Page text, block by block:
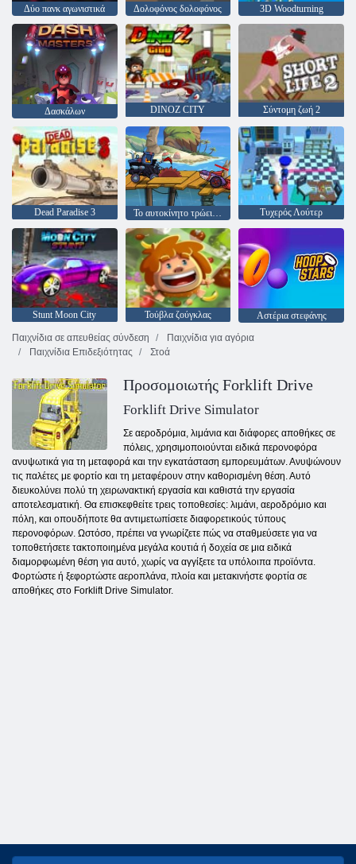
Δύο πανκ αγωνιστικά Δολοφόνος δολοφόνος 3D Woodturning
Δασκάλων DINOZ CITY Σύντομη ζωή 2
Dead Paradise 3 Το αυτοκίνητο τρώει την περιπέτεια της θάλασσας αυτοκινήτου Τυχερός Λούτερ
Stunt Moon City Τούβλα ζούγκλας
Αστέρια στεφάνης
Παιχνίδια σε απευθείας σύνδεση
Παιχνίδια για αγόρια
Παιχνίδια Επιδεξιότητας
Στοά
Προσομοιωτής Forklift Drive
Forklift Drive Simulator
Σε αεροδρόμια, λιμάνια και διάφορες αποθήκες σε
πόλεις, χρησιμοποιούνται ειδικά περονοφόρα
ανυψωτικά για τη μεταφορά και την εγκατάσταση εμπορευμάτων. Ανυψώνουν
τις παλέτες με φορτίο και τη μεταφέρουν στην καθορισμένη θέση. Αυτό
διευκολύνει πολύ τη χειρωνακτική εργασία και καθιστά την εργασία
αποτελεσματική. Θα επισκεφθείτε τρεις τοποθεσίες: λιμάνι, αεροδρόμιο και
πόλη, και οπουδήποτε θα αντιμετωπίσετε διαφορετικούς τύπους
περονοφόρων. Ωστόσο, πρέπει να γνωρίζετε πώς να σταθμεύσετε για να
τοποθετήσετε τακτοποιημένα μεγάλα κουτιά ή δοχεία σε μια ειδικά
διαμορφωμένη θέση για αυτό, χωρίς να αγγίξετε τα υπόλοιπα προϊόντα.
Φορτώστε ή ξεφορτώστε αεροπλάνα, πλοία και μετακινήστε φορτία σε
αποθήκες στο Forklift Drive Simulator.